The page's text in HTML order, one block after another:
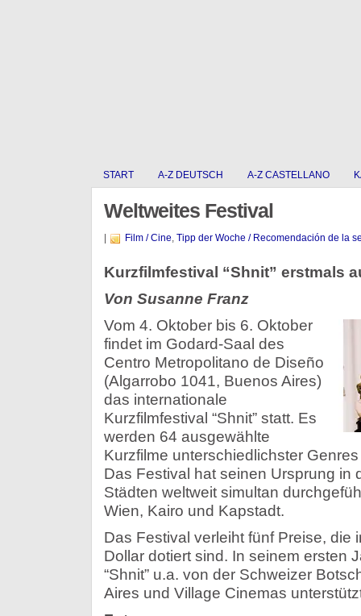
START A-Z DEUTSCH A-Z CASTELLANO
Weltweites Festival
Film / Cine, Tipp der Woche / Recomendación de la
Kurzfilmfestival “Shnit” erstmals
Von Susanne Franz
Vom 4. Oktober bis 6. Oktober
findet im Godard-Saal des
Centro Metropolitano de Diseño
(Algarrobo 1041, Buenos Aires)
das internationale
Kurzfilmfestival “Shnit” statt. Es
werden 64 ausgewählte
Kurzfilme unterschiedlichster
Das Festival hat seinen Ursprung in
Städten weltweit simultan
Wien, Kairo und Kapstadt.
Das Festival verleiht fünf Preise, die
Dollar dotiert sind. In seinem ersten
“Shnit” u.a. von der Schweizer
Aires und Village Cinemas